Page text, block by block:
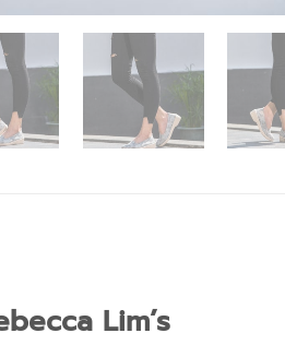
Lim’s